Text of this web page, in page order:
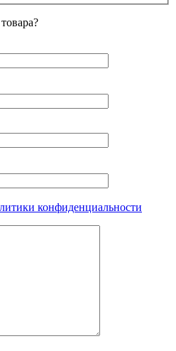
конфиденциальности